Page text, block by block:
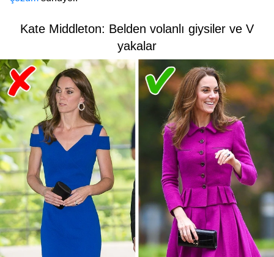
Kate Middleton: Belden volanlı giysiler ve V
yakalar